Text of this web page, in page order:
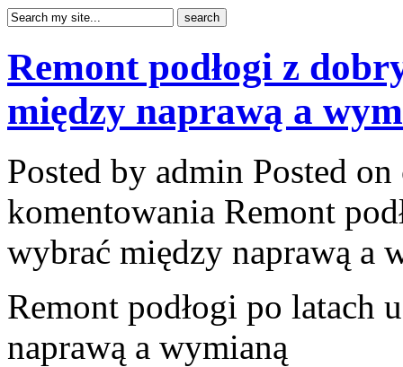
Remont podłogi z
między naprawą a
Posted by admin Posted
komentowania Remont
wybrać między naprawą a
Remont podłogi po latach
naprawą a wymianą